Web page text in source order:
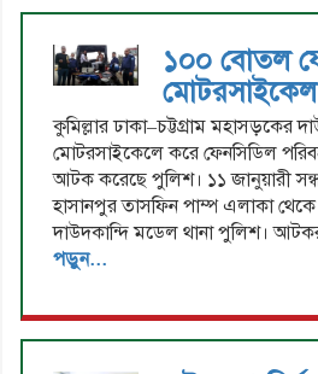
১০০ বোতল
কুমিল্লার ঢাকা–চট্টগ্রাম মহাসড়কের
মোটরসাইকেলে করে ফেনসিডিল
আটক করেছে পুলিশ। ১১ জানুয়ারী
হাসানপুর তাসফিন পাম্প এলাকা
দাউদকান্দি মডেল থানা পুলিশ।
পড়ুন...